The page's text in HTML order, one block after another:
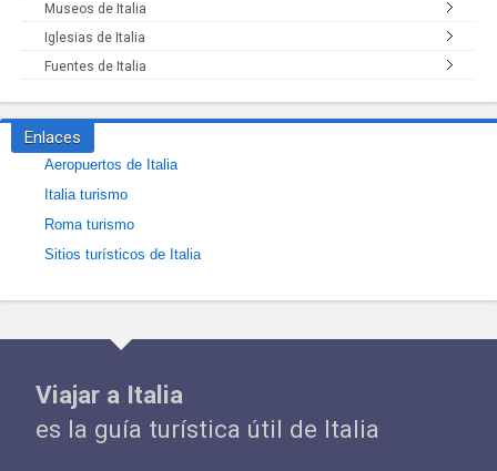
Museos de Italia
Iglesias de Italia
Fuentes de Italia
Enlaces
Aeropuertos de Italia
Italia turismo
Roma turismo
Sitios turísticos de Italia
Viajar a Italia
es la guía turística útil de Italia